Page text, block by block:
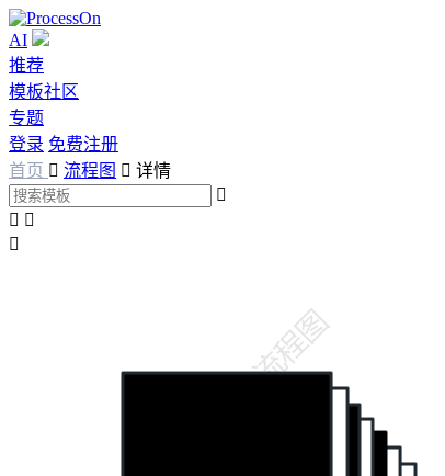
AI
推荐
模板社区
专题
登录 免费注册
首页  流程图  详情

 
